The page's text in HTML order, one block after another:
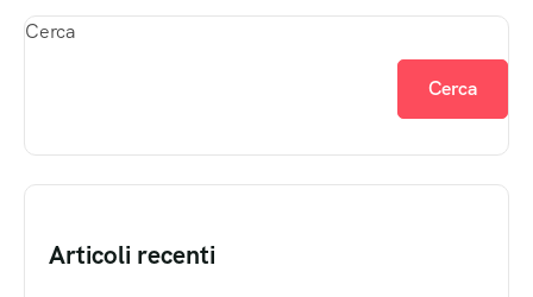
Cerca
Cerca
Articoli recenti